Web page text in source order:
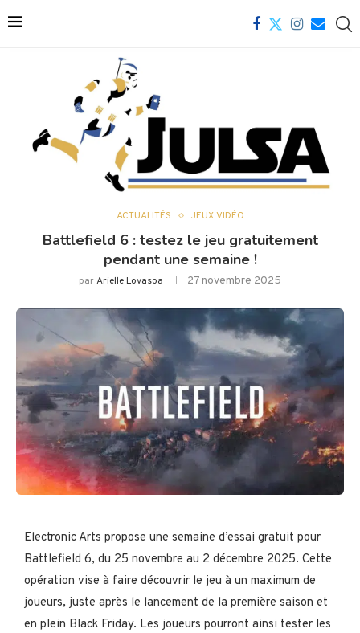
ACTUALITÉS JEUX VIDÉO
Battlefield 6 : testez le jeu gratuitement
pendant une semaine !
parArielle Lovasoa 27 novembre 2025
Electronic Arts propose une semaine d’essai gratuit pour
Battlefield 6, du 25 novembre au 2 décembre 2025. Cette
opération vise à faire découvrir le jeu à un maximum de
joueurs, juste après le lancement de la première saison et
en plein Black Friday. Les joueurs pourront ainsi tester les